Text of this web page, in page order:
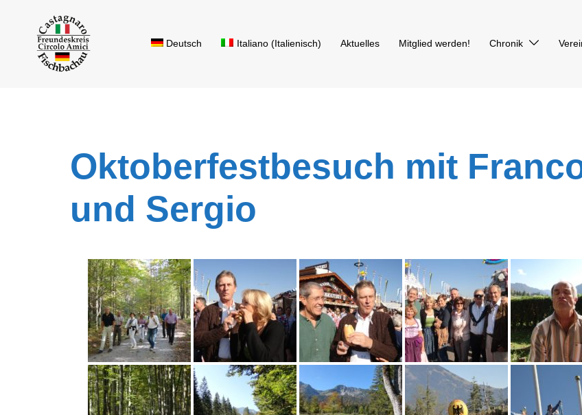
springen
Deutsch Italiano(Italienisch) Aktuelles Mitglied werden! Chronik
Oktoberfestbesuch mit
und Sergio